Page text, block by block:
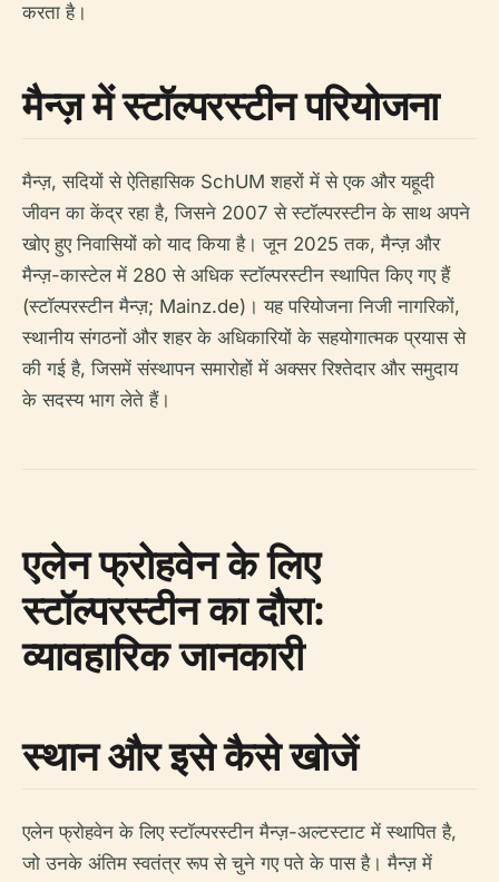
करता है।
मैन्ज़ में स्टॉल्परस्टीन परियोजना
मैन्ज़, सदियों से ऐतिहासिक SchUM शहरों में से एक और यहूदी
जीवन का केंद्र रहा है, जिसने 2007 से स्टॉल्परस्टीन के साथ अपने
खोए हुए निवासियों को याद किया है। जून 2025 तक, मैन्ज़ और
मैन्ज़-कास्टेल में 280 से अधिक स्टॉल्परस्टीन स्थापित किए गए हैं
(स्टॉल्परस्टीन मैन्ज़; Mainz.de)। यह परियोजना निजी नागरिकों,
स्थानीय संगठनों और शहर के अधिकारियों के सहयोगात्मक प्रयास से
की गई है, जिसमें संस्थापन समारोहों में अक्सर रिश्तेदार और समुदाय
के सदस्य भाग लेते हैं।
एलेन फ्रोहवेन के लिए
स्टॉल्परस्टीन का दौरा:
व्यावहारिक जानकारी
स्थान और इसे कैसे खोजें
एलेन फ्रोहवेन के लिए स्टॉल्परस्टीन मैन्ज़-अल्टस्टाट में स्थापित है,
जो उनके अंतिम स्वतंत्र रूप से चुने गए पते के पास है। मैन्ज़ में